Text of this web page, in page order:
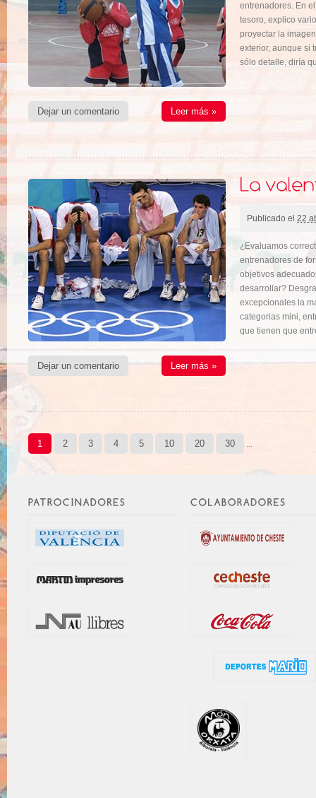
Dejar un comentario Leer más »
entrenadores. En
tesoro, explico
proyectar la
exterior, aunque si
sólo detalle, diría
Dejar un comentario Leer más »
Publicado el 22
¿Evaluamos
entrenadores de
objetivos
desarrollar?
excepcionales la
categorias mini,
que tienen que
1 2 3 4 5 10 20 30 ...